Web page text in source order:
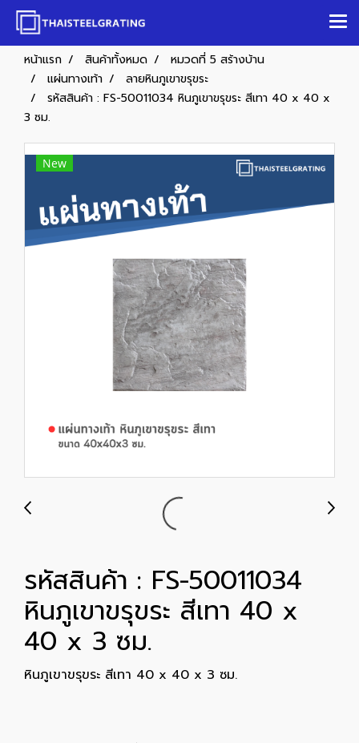
หน้าแรก สินค้าทั้งหมด
หมวดที่ 5 สร้างบ้าน
แผ่นทางเท้า
ลายหินภูเขาขรุขระ
รหัสสินค้า : FS-50011034 หินภูเขาขรุขระ สีเทา 40 x 40 x
3 ซม.
New
รหัสสินค้า : FS-50011034
หินภูเขาขรุขระ สีเทา 40 x
40 x 3 ซม.
หินภูเขาขรุขระ สีเทา 40 x 40 x 3 ซม.